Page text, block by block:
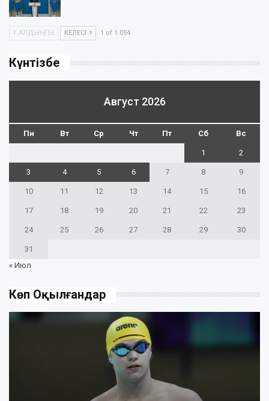
АЛДЫҢҒЫ КЕЛЕСІ 1 of 1 054
Күнтізбе
Август 2026
Пн Вт Ср Чт Пт Сб Вс
1 2
3 4 5 6 7 8 9
10 11 12 13 14 15 16
17 18 19 20 21 22 23
24 25 26 27 28 29 30
31
« Июл
Көп Оқылғандар